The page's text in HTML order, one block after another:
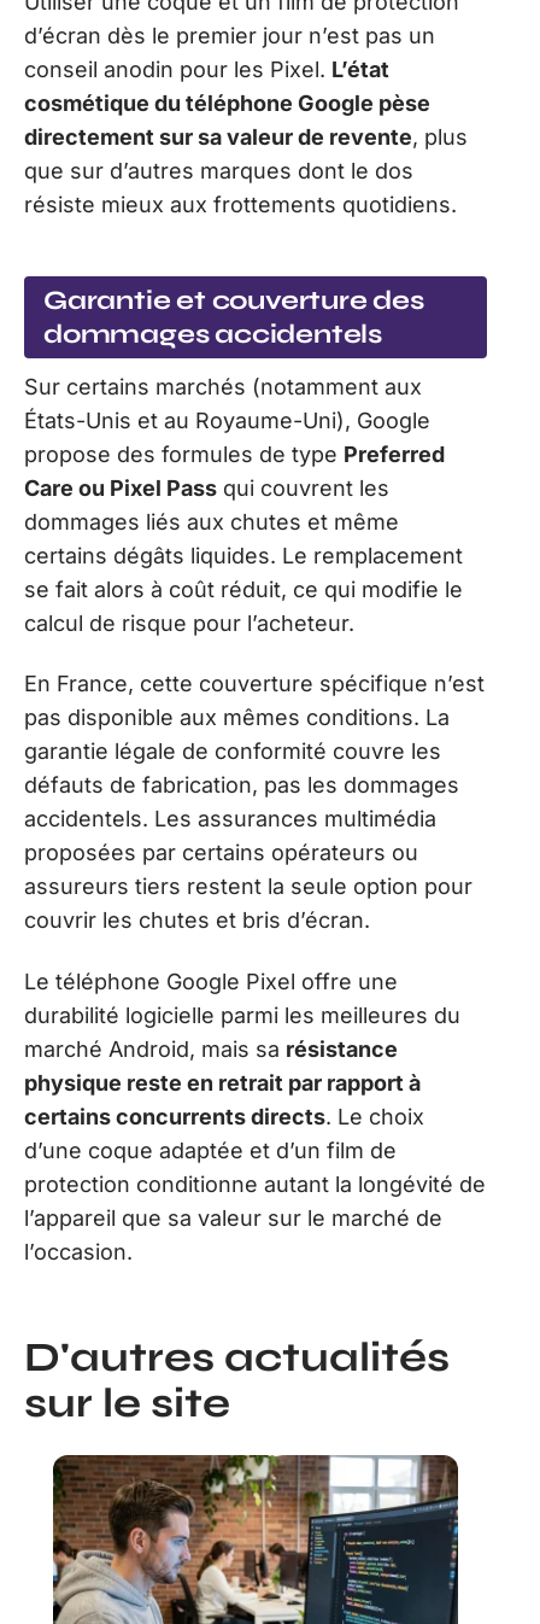
d’écran dès le premier jour n’est pas un
conseil anodin pour les Pixel. L’état
cosmétique du téléphone Google pèse
directement sur sa valeur de revente, plus
que sur d’autres marques dont le dos
résiste mieux aux frottements quotidiens.
Garantie et couverture des
dommages accidentels
Sur certains marchés (notamment aux
États-Unis et au Royaume-Uni), Google
propose des formules de type Preferred
Care ou Pixel Pass qui couvrent les
dommages liés aux chutes et même
certains dégâts liquides. Le remplacement
se fait alors à coût réduit, ce qui modifie le
calcul de risque pour l’acheteur.
En France, cette couverture spécifique n’est
pas disponible aux mêmes conditions. La
garantie légale de conformité couvre les
défauts de fabrication, pas les dommages
accidentels. Les assurances multimédia
proposées par certains opérateurs ou
assureurs tiers restent la seule option pour
couvrir les chutes et bris d’écran.
Le téléphone Google Pixel offre une
durabilité logicielle parmi les meilleures du
marché Android, mais sa résistance
physique reste en retrait par rapport à
certains concurrents directs. Le choix
d’une coque adaptée et d’un film de
protection conditionne autant la longévité de
l’appareil que sa valeur sur le marché de
l’occasion.
D'autres actualités
sur le site